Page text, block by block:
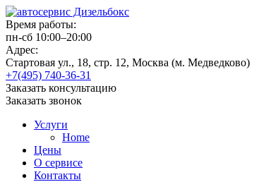
Время работы:
пн-сб 10:00–20:00
Адрес:
Стартовая ул., 18, стр. 12, Москва (м. Медведково)
+7(495) 740-36-31
Заказать консультацию
Заказать звонок
Услуги
Home
Цены
О сервисе
Контакты